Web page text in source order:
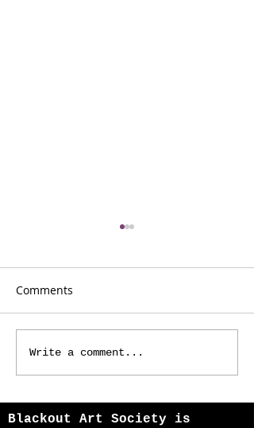
I AM 108
Comments
Write a comment...
Blackout Art Society is